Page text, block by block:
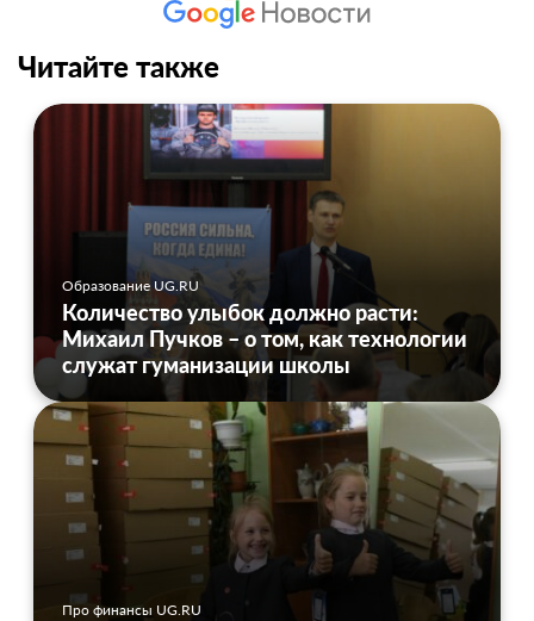
Читайте также
Образование UG.RU
Количество улыбок должно расти:
Михаил Пучков – о том, как технологии
служат гуманизации школы
Про финансы UG.RU